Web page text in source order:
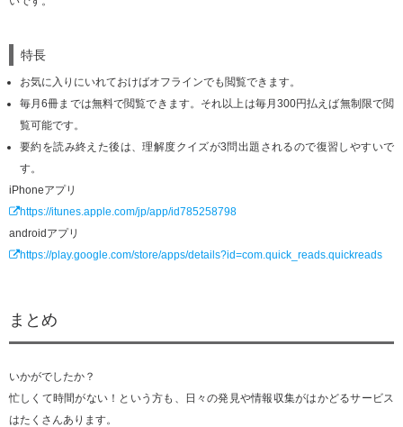
特長
お気に入りにいれておけばオフラインでも閲覧できます。
毎月6冊までは無料で閲覧できます。それ以上は毎月300円払えば無制限で閲
覧可能です。
要約を読み終えた後は、理解度クイズが3問出題されるので復習しやすいで
す。
iPhoneアプリ
https://itunes.apple.com/jp/app/id785258798
androidアプリ
https://play.google.com/store/apps/details?id=com.quick_reads.quickreads
まとめ
いかがでしたか？
忙しくて時間がない！という方も、日々の発見や情報収集がはかどるサービス
はたくさんあります。